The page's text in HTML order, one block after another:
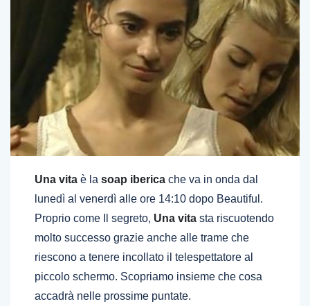
Una vita è la soap iberica che va in onda dal
lunedì al venerdì alle ore 14:10 dopo Beautiful.
Proprio come Il segreto, Una vita sta riscuotendo
molto successo grazie anche alle trame che
riescono a tenere incollato il telespettatore al
piccolo schermo. Scopriamo insieme che cosa
accadrà nelle prossime puntate.